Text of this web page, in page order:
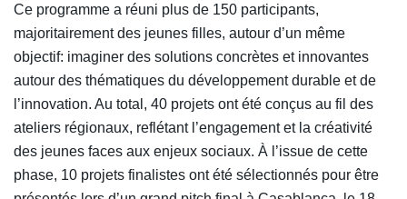
Ce programme a réuni plus de 150 participants,
majoritairement des jeunes filles, autour d’un même
objectif: imaginer des solutions concrètes et innovantes
autour des thématiques du développement durable et de
l’innovation. Au total, 40 projets ont été conçus au fil des
ateliers régionaux, reflétant l’engagement et la créativité
des jeunes faces aux enjeux sociaux. À l’issue de cette
phase, 10 projets finalistes ont été sélectionnés pour être